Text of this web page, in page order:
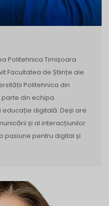
Politehnica Timișoara
Facultatea de Științe ale
Politehnica din
din echipa
educație digitală. Deși are
și al interacțiunilor
pasiune pentru digital și